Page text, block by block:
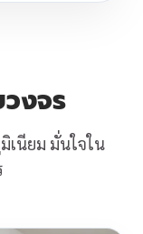
งจร
เนียม มั่นใจใน